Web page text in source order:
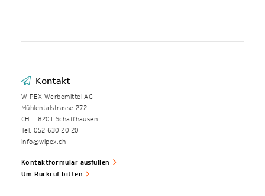
Kontakt
WIPEX Werbemittel AG
Mühlentalstrasse 272
CH – 8201 Schaffhausen
Tel. 052 630 20 20
info@wipex.ch
Kontaktformular ausfüllen
Um Rückruf bitten